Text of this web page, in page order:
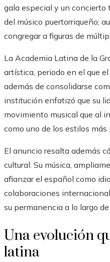
gala especial y un
del músico puertorriqueño;
congregar a figuras de
La Academia Latina de la
artística, periodo en el que
además de consolidarse
institución enfatizó que su
movimiento musical que al
como uno de los estilos
El anuncio resalta además
cultural. Su música,
afianzar el español como
colaboraciones
su permanencia a lo largo
Una evolución
latina